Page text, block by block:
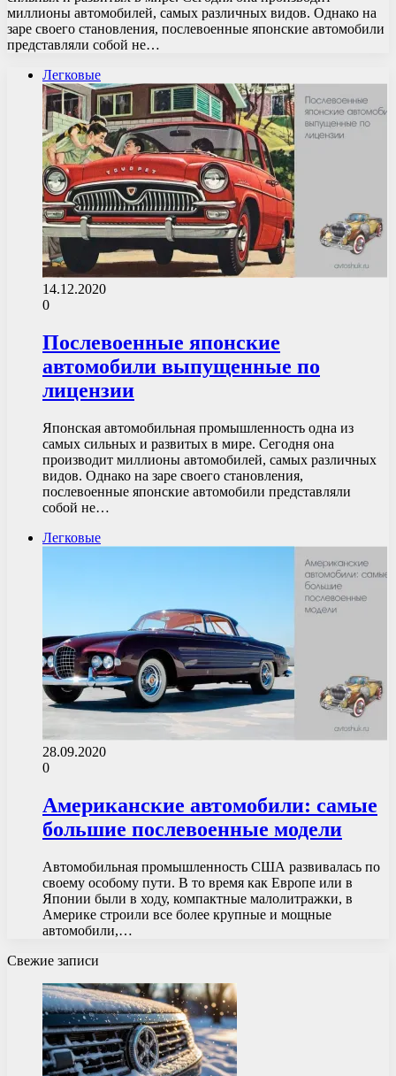
миллионы автомобилей, самых различных видов. Однако на
заре своего становления, послевоенные японские автомобили
представляли собой не…
Легковые
14.12.2020
0
Послевоенные японские
автомобили выпущенные по
лицензии
Японская автомобильная промышленность одна из
самых сильных и развитых в мире. Сегодня она
производит миллионы автомобилей, самых различных
видов. Однако на заре своего становления,
послевоенные японские автомобили представляли
собой не…
Легковые
28.09.2020
0
Американские автомобили: самые
большие послевоенные модели
Автомобильная промышленность США развивалась по
своему особому пути. В то время как Европе или в
Японии были в ходу, компактные малолитражки, в
Америке строили все более крупные и мощные
автомобили,…
Свежие записи